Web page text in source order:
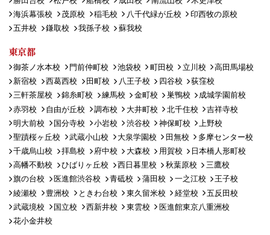
海浜幕張校
茂原校 稲毛校 八千代緑が丘校
印西牧の原校
五井校
鎌取校 我孫子校 蘇我校
東京都
御茶ノ水本校 門前仲町校 池袋校 町田校 立川校
高田馬場校
新宿校
西葛西校 田町校 八王子校 四谷校
荻窪校
三軒茶屋校
錦糸町校 練馬校 金町校 巣鴨校
成城学園前校
赤羽校
自由が丘校 調布校 大井町校 北千住校
吉祥寺校
明大前校
国分寺校 小岩校 渋谷校 神保町校
上野校
聖蹟桜ヶ丘校
武蔵小山校 大泉学園校 田無校
多摩センター校
千歳烏山校
拝島校 府中校 大森校 用賀校
日本橋人形町校
高幡不動校
ひばりヶ丘校 西日暮里校 秋葉原校
三鷹校
旗の台校
医進館渋谷校 青砥校 蒲田校 一之江校
王子校
綾瀬校
豊洲校 ときわ台校 東久留米校 経堂校
五反田校
武蔵境校
国立校 西新井校 東雲校
医進館東京八重洲校
花小金井校